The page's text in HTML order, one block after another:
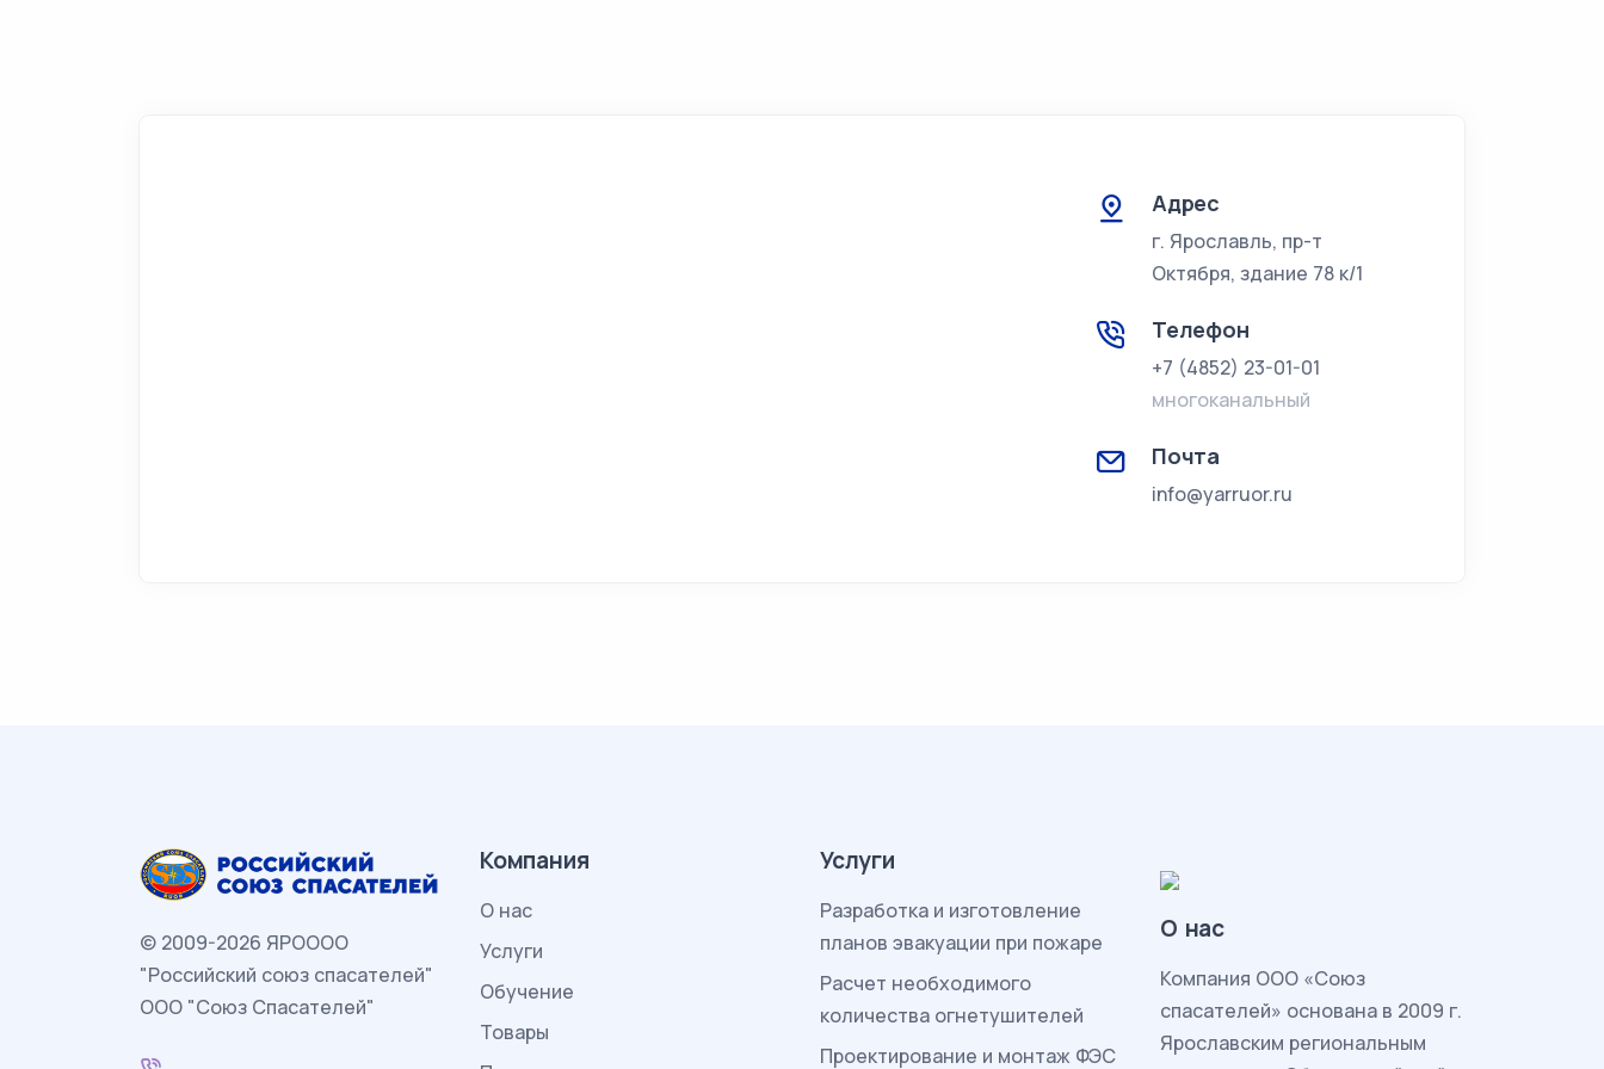
Адрес
г. Ярославль, пр-т
Октября, здание 78 к/1
Телефон
+7 (4852) 23-01-01
многоканальный
Почта
info@yarruor.ru
© 2009-2026 ЯРОООО
"Российский союз спасателей"
ООО "Союз Спасателей"
Компания
О нас
Услуги
Обучение
Товары
Услуги
Разработка и изготовление
планов эвакуации при пожаре
Расчет необходимого
количества огнетушителей
Проектирование и монтаж ФЭС
О нас
Компания ООО «Союз
спасателей» основана в 2009 г.
Ярославским региональным